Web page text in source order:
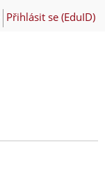
Přihlásit se (EduID)